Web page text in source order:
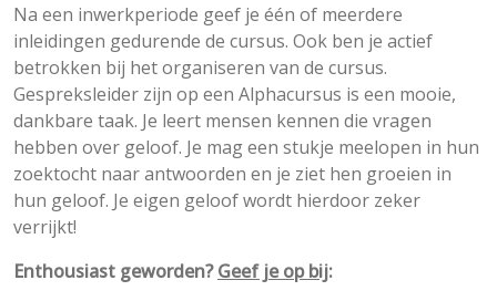
Na een inwerkperiode geef je één of meerdere
inleidingen gedurende de cursus. Ook ben je actief
betrokken bij het organiseren van de cursus.
Gespreksleider zijn op een Alphacursus is een mooie,
dankbare taak. Je leert mensen kennen die vragen
hebben over geloof. Je mag een stukje meelopen in hun
zoektocht naar antwoorden en je ziet hen groeien in
hun geloof. Je eigen geloof wordt hierdoor zeker
verrijkt!
Enthousiast geworden?Geef je op bij: